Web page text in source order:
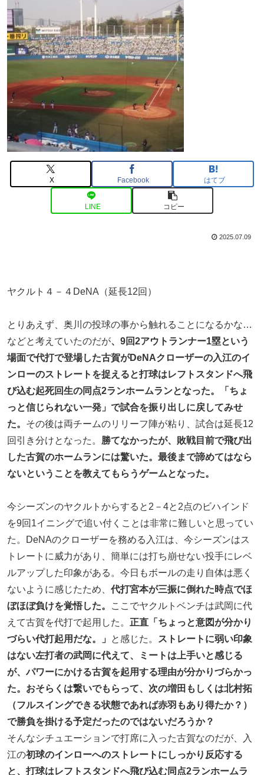
X Facebook はてブ
LINE コピー
2025.07.09
ヤクルト４－４DeNA（延長12回）
とりあえず、奥川の投球の事から触れることになるかな…
などと考えていたのだが、9回2アウトランナー1塁という
場面で代打で登場した古賀がDeNAクローザーの入江のイ
ンローのストレートを捉えると打球はレフトスタンドへ飛
び込む起死回生の同点2ランホームランとなった。「ちょ
っと信じられない一発」で試合を振り出しに戻してみせ
た。 その後は両チームのリリーフ陣が粘り、試合は延長12
回引き分けとなった。 勝てなかったが、敗戦目前で飛び出
した古賀のホームランには驚いた。最後まで諦めてはなら
ないということを教えてもらうゲームとなった。
今シーズンのヤクルトからすると2－4と2点のビハインド
を9回1イニングで追い付くことは非常に難しいと思ってい
た。DeNAのクローザーを務める入江は、今シーズンはス
トレートに威力があり、簡単には打ち崩せない投手にレベ
ルアップした印象がある。今日もボールの走り自体は悪く
ないように感じたため、 代打宮本が三振に倒れた時点でほ
ぼほぼ負けを覚悟した。
ここでヤクルトベンチは武岡に代
えて古賀を代打で起用した。 正直「ちょっと意図が分かり
づらい代打起用だな。」
と感じた。
ストレートに弱い印象
はない左打者の武岡に代えて、ミートは上手いと感じる
が、パワーにかける古賀を起用する理由が分かりづらかっ
た。おそらくは繋いでもらって、次の増田もしくは北村拓
（フルスイングできる状態であれば赤羽もあり得たか？）
で勝負を掛ける予定だったのではないだろうか？
そんなシチュエーションで打席に入った古賀なのだが、入
江の初球のインローへのストレートにしっかり反応する
と、打球はレフトスタンドへ飛び込む同点2ランホームラ